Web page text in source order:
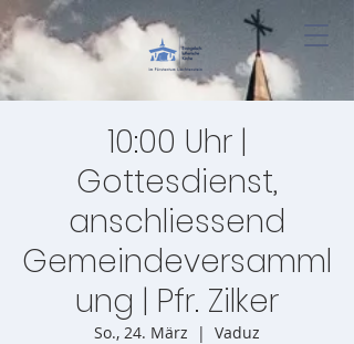
10:00 Uhr |
Gottesdienst,
anschliessend
Gemeindeversamml
ung | Pfr. Zilker
So., 24. März
  |
Vaduz